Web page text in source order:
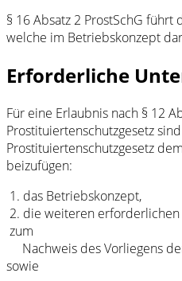
§ 16 Absatz 2 ProstSchG
welche im Betriebskonzept
Erforderliche
Für eine Erlaubnis nach § 12
Prostituiertenschutzgesetz
Prostituiertenschutzgesetz
beizufügen:
1. das Betriebskonzept,
2. die weiteren
zum
Nachweis des Vorliegens
sowie